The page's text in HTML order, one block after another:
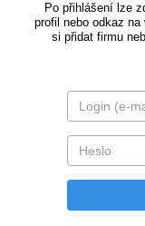
Po přihlášení lze
profil nebo odkaz
si přidat firmu